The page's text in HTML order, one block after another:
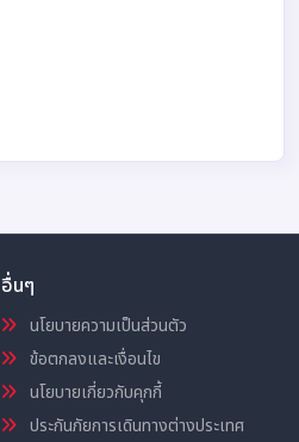
อื่นๆ
นโยบายความเป็นส่วนตัว
ข้อตกลงและเงื่อนไข
นโยบายเกี่ยวกับคุกกี้
ประกันภัยการเดินทางต่างประเทศ